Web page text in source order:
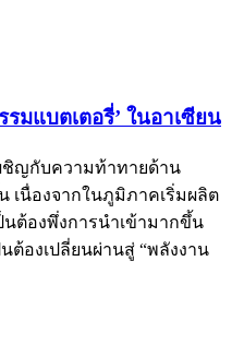
มแบตเตอรี่’ ในอาเซียน
ผชิญกับความท้าทายด้าน
เนื่องจากในภูมิภาคเริ่มผลิต
ต้องพึ่งการนำเข้ามากขึ้น
ต้องเปลี่ยนผ่านสู่ “พลังงาน